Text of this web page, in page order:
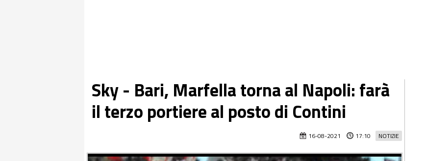
Sky - Bari, Marfella torna al Napoli: farà
il terzo portiere al posto di Contini
NOTIZIE
16-08-2021 17:10